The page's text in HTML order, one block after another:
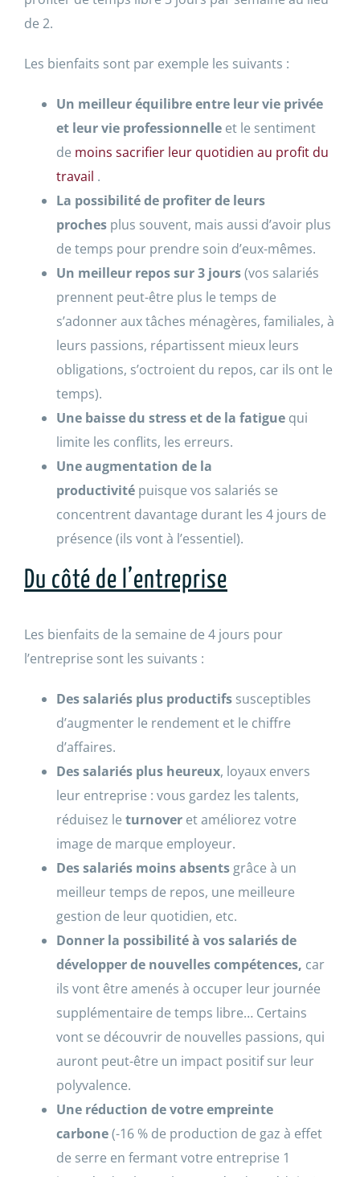
de 2.
Les bienfaits sont par exemple les suivants :
Un meilleur équilibre entre leur vie privée
et leur vie professionnelleet le sentiment
de moins sacrifier leur quotidien au profit du
travail .
La possibilité de profiter de leurs
prochesplus souvent, mais aussi d’avoir plus
de temps pour prendre soin d’eux-mêmes.
Un meilleur repos sur3jours(vos salariés
prennent peut-être plus le temps de
s’adonner aux tâches ménagères, familiales, à
leurs passions, répartissent mieux leurs
obligations, s’octroient du repos, car ils ont le
temps).
Une baisse du stress et de la fatiguequi
limite les conflits, les erreurs.
Une augmentation de la
productivitépuisque vos salariés se
concentrent davantage durant les 4 jours de
présence (ils vont à l’essentiel).
Du côté de l’entreprise
Les bienfaits de la semaine de 4 jours pour
l’entreprise sont les suivants :
Des salariés plus productifssusceptibles
d’augmenter le rendement et le chiffre
d’affaires.
Des salariés plus heureux, loyaux envers
leur entreprise : vous gardez les talents,
réduisez le turnoveret améliorez votre
image de marque employeur.
Des salariés moins absents grâce à un
meilleur temps de repos, une meilleure
gestion de leur quotidien, etc.
Donner la possibilité à vos salariés de
développer de nouvelles compétences, car
ils vont être amenés à occuper leur journée
supplémentaire de temps libre… Certains
vont se découvrir de nouvelles passions, qui
auront peut-être un impact positif sur leur
polyvalence.
Une réduction devotre empreinte
carbone(-16 % de production de gaz à effet
de serre en fermant votre entreprise 1